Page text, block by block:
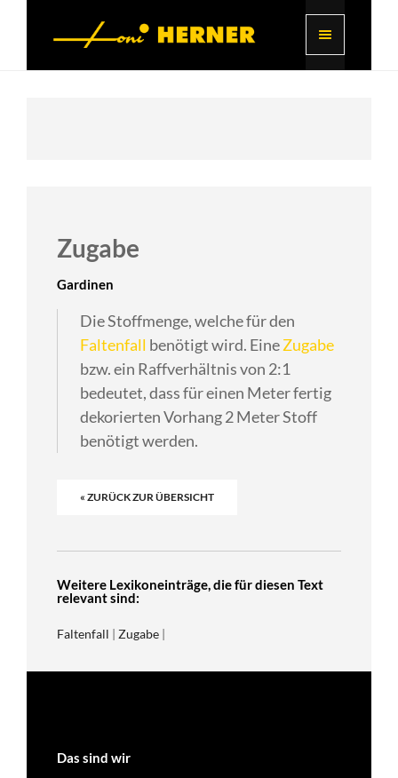
Zugabe
Gardinen
Die Stoffmenge, welche für den
Faltenfall benötigt wird. EineZugabe
bzw. ein Raffverhältnis von 2:1
bedeutet, dass für einen Meter fertig
dekorierten Vorhang 2 Meter Stoff
benötigt werden.
« ZURÜCK ZUR ÜBERSICHT
Weitere Lexikoneinträge, die für diesen Text
relevant sind:
Faltenfall | Zugabe |
Das sind wir